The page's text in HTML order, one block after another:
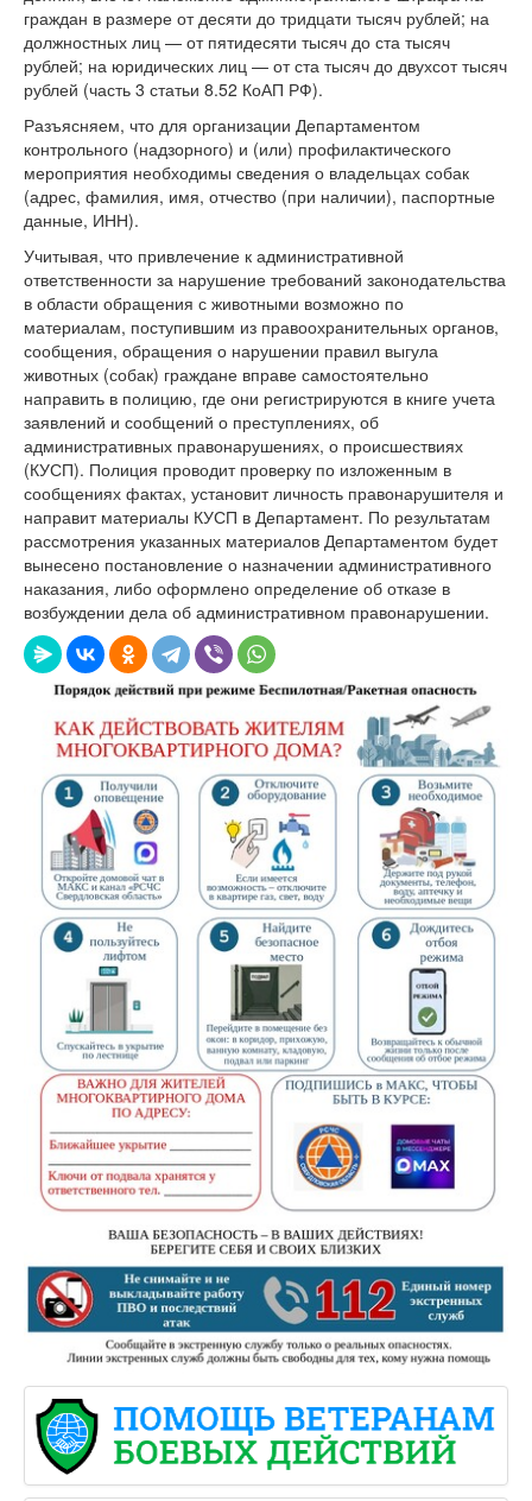
граждан в размере от десяти до тридцати тысяч рублей; на
должностных лиц — от пятидесяти тысяч до ста тысяч
рублей; на юридических лиц — от ста тысяч до двухсот тысяч
рублей (часть 3 статьи 8.52 КоАП РФ).
Разъясняем, что для организации Департаментом
контрольного (надзорного) и (или) профилактического
мероприятия необходимы сведения о владельцах собак
(адрес, фамилия, имя, отчество (при наличии), паспортные
данные, ИНН).
Учитывая, что привлечение к административной
ответственности за нарушение требований законодательства
в области обращения с животными возможно по
материалам, поступившим из правоохранительных органов,
сообщения, обращения о нарушении правил выгула
животных (собак) граждане вправе самостоятельно
направить в полицию, где они регистрируются в книге учета
заявлений и сообщений о преступлениях, об
административных правонарушениях, о происшествиях
(КУСП). Полиция проводит проверку по изложенным в
сообщениях фактах, установит личность правонарушителя и
направит материалы КУСП в Департамент. По результатам
рассмотрения указанных материалов Департаментом будет
вынесено постановление о назначении административного
наказания, либо оформлено определение об отказе в
возбуждении дела об административном правонарушении.